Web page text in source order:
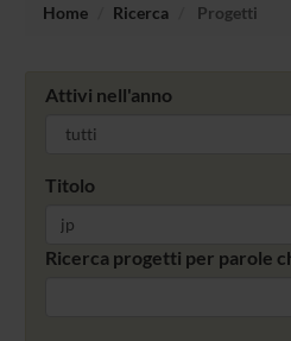
Home Ricerca Progetti
Attivi nell'anno
Titolo
Ricerca progetti per parole